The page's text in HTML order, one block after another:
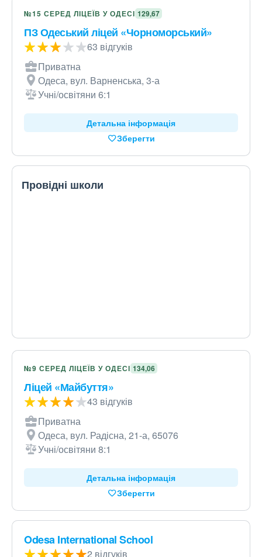
№15 СЕРЕД ЛІЦЕЇВ У ОДЕСІ 129,67
ПЗ Одеський ліцей «Чорноморський»
63 відгуків
Приватна
Одеса, вул. Варненська, 3-а
Учні/освітяни 6:1
Детальна інформація
Зберегти
Провідні школи
№9 СЕРЕД ЛІЦЕЇВ У ОДЕСІ 134,06
Ліцей «Майбуття»
43 відгуків
Приватна
Одеса, вул. Радісна, 21-а, 65076
Учні/освітяни 8:1
Детальна інформація
Зберегти
Odesa International School
2 відгуків